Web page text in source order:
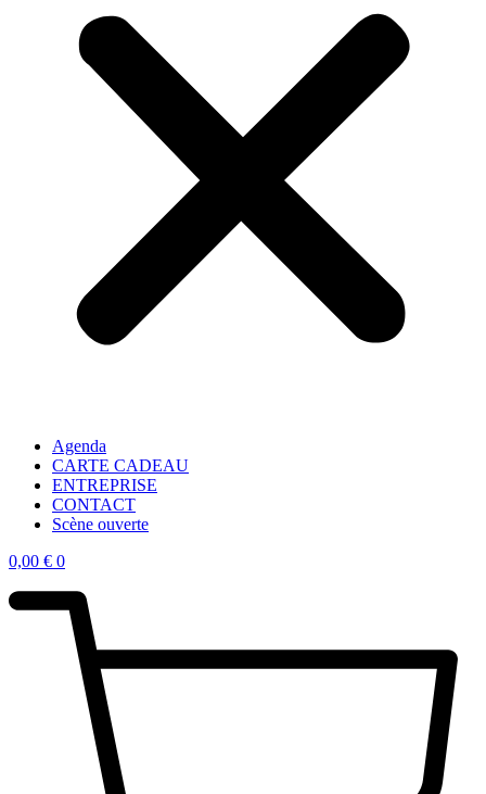
Agenda
CARTE CADEAU
ENTREPRISE
CONTACT
Scène ouverte
0,00 € 0